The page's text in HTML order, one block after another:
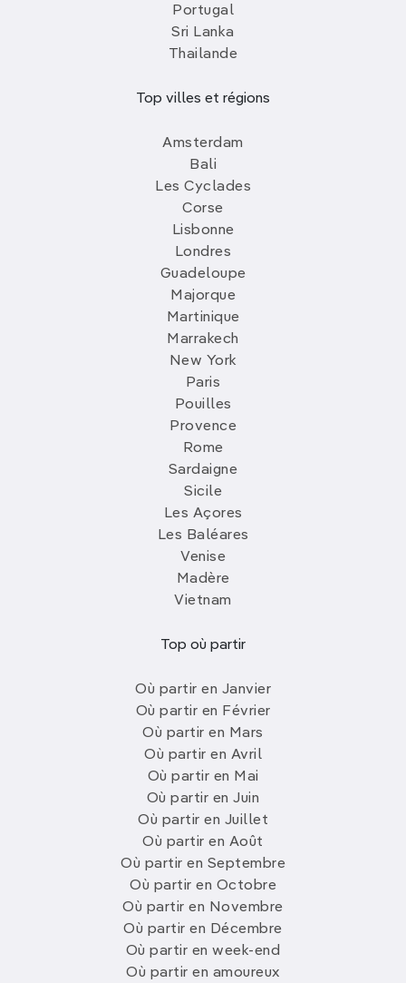
Portugal
Sri Lanka
Thailande
Top villes et régions
Amsterdam
Bali
Les Cyclades
Corse
Lisbonne
Londres
Guadeloupe
Majorque
Martinique
Marrakech
New York
Paris
Pouilles
Provence
Rome
Sardaigne
Sicile
Les Açores
Les Baléares
Venise
Madère
Vietnam
Top où partir
Où partir en Janvier
Où partir en Février
Où partir en Mars
Où partir en Avril
Où partir en Mai
Où partir en Juin
Où partir en Juillet
Où partir en Août
Où partir en Septembre
Où partir en Octobre
Où partir en Novembre
Où partir en Décembre
Où partir en week-end
Où partir en amoureux